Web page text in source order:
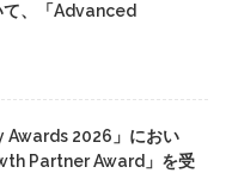
て、「Advanced
Awards 2026」におい
Partner Award」を受